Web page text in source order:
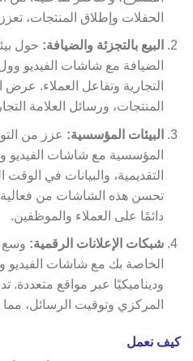
الحفلات وإطلاق المنتجات،
البيع بالتجزئة والضيافة: حول
الضيافة مع شاشات الفيديو
التجارية وتفاعل العملاء.
المنتجات، ورسائل العلامة
البيئات المؤسسية: عزز من
المؤسسية مع شاشات
التقديمية، والبيانات في
تحسن هذه الشاشات من فعالية
دائمًا على العملاء والموظفين.
شبكات الإعلانات الرقمية: وسع
الخاصة بك مع شاشات الفيديو
وديناميكيًا عبر مواقع متعددة.
المركزي وتوقيت الرسائل،
كيف نعمل